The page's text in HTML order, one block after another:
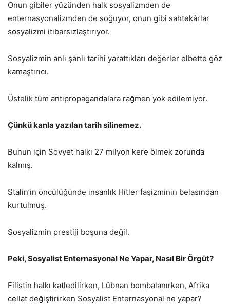
Onun gibiler yüzünden halk sosyalizmden de
enternasyonalizmden de soğuyor, onun gibi sahtekârlar
sosyalizmi itibarsızlaştırıyor.
Sosyalizmin anlı şanlı tarihi yarattıkları değerler elbette göz
kamaştırıcı.
Üstelik tüm antipropagandalara rağmen yok edilemiyor.
Çünkü kanla yazılan tarih silinemez.
Bunun için Sovyet halkı 27 milyon kere ölmek zorunda
kalmış.
Stalin’in öncülüğünde insanlık Hitler faşizminin belasından
kurtulmuş.
Sosyalizmin prestiji boşuna değil.
Peki, Sosyalist Enternasyonal Ne Yapar, Nasıl Bir Örgüt?
Filistin halkı katledilirken, Lübnan bombalanırken, Afrika
cellat değiştirirken Sosyalist Enternasyonal ne yapar?